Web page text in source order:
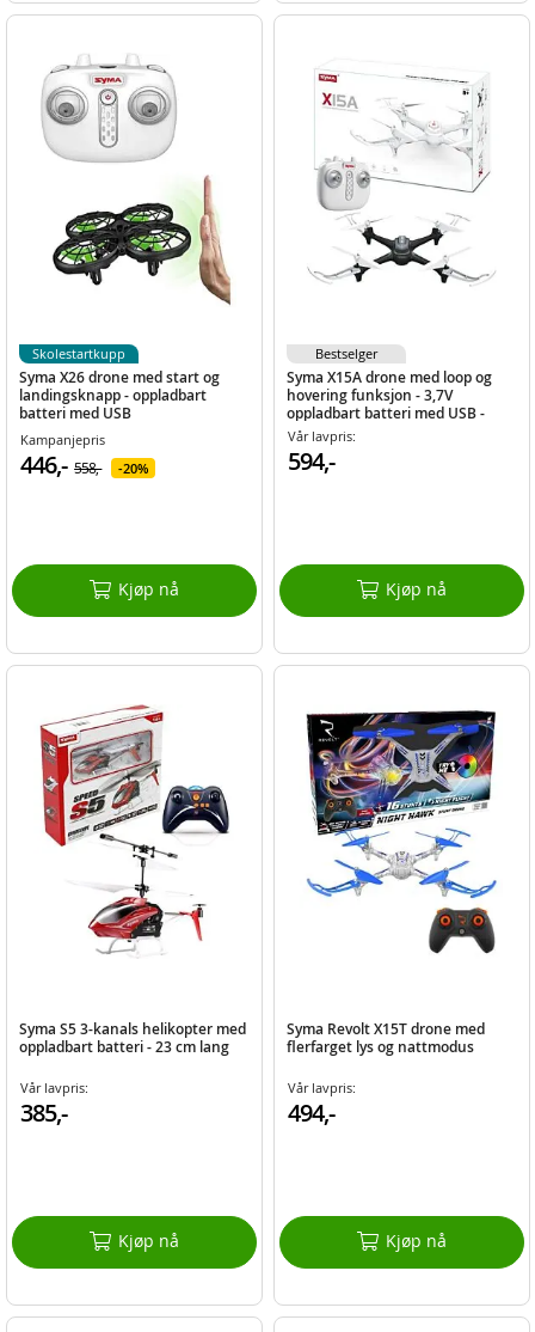
Syma X26 drone med start og
landingsknapp - oppladbart
batteri med USB
Kampanjepris
446,- 558,- 20%
Kjøp nå
Skolestartkupp
Syma X15A drone med loop og
hovering funksjon - 3,7V
oppladbart batteri med USB -
Svart
Vår lavpris:
594,-
Kjøp nå
Bestselger
Syma S5 3-kanals helikopter med
oppladbart batteri - 23 cm lang
Vår lavpris:
385,-
Kjøp nå
Syma Revolt X15T drone med
flerfarget lys og nattmodus
Vår lavpris:
494,-
Kjøp nå